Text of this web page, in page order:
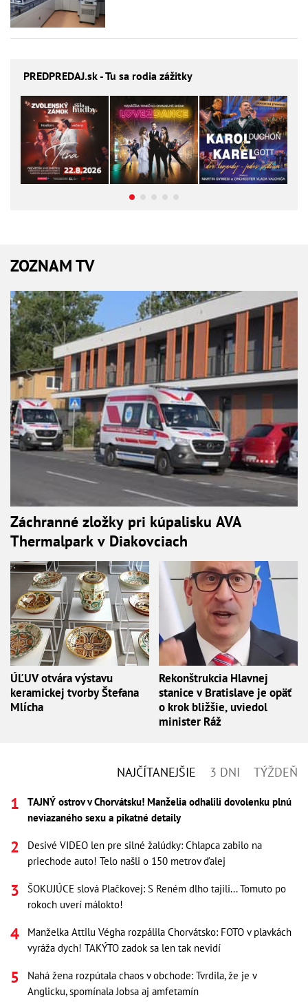
PREDPREDAJ.sk - Tu sa rodia zážitky
ZOZNAM TV
Záchranné zložky pri kúpalisku AVA
Thermalpark v Diakovciach
ÚĽUV otvára výstavu
keramickej tvorby Štefana
Mlícha
Rekonštrukcia Hlavnej
stanice v Bratislave je opäť
o krok bližšie, uviedol
minister Ráž
NAJČÍTANEJŠIE 3 DNI TÝŽDEŇ
TAJNÝ ostrov v Chorvátsku! Manželia odhalili dovolenku plnú
neviazaného sexu a pikatné detaily
Desivé VIDEO len pre silné žalúdky: Chlapca zabilo na
priechode auto! Telo našli o 150 metrov ďalej
ŠOKUJÚCE slová Plačkovej: S Reném dlho tajili... Tomuto po
rokoch uverí málokto!
Manželka Attilu Végha rozpálila Chorvátsko: FOTO v plavkách
vyráža dych! TAKÝTO zadok sa len tak nevidí
Nahá žena rozpútala chaos v obchode: Tvrdila, že je v
Anglicku, spomínala Jobsa aj amfetamín